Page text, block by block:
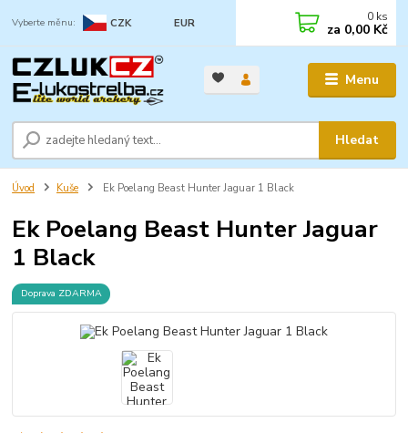
Menu
CZK EUR
Hledat
0 ks
za 0,00 Kč
Úvod Kuše Ek Poelang Beast Hunter Jaguar 1 Black
Ek Poelang Beast Hunter Jaguar
1 Black
Doprava ZDARMA